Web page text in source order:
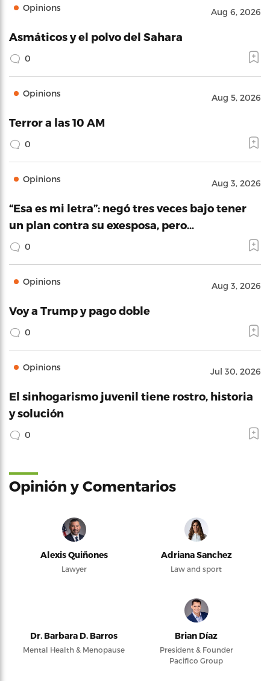
Opinions Aug 6, 2026
Asmáticos y el polvo del Sahara
0
Opinions Aug 5, 2026
Terror a las 10 AM
0
Opinions Aug 3, 2026
“Esa es mi letra”: negó tres veces bajo tener
un plan contra su exesposa, pero…
0
Opinions Aug 3, 2026
Voy a Trump y pago doble
0
Opinions Jul 30, 2026
El sinhogarismo juvenil tiene rostro, historia
y solución
0
Opinión y Comentarios
Alexis Quiñones
Lawyer
Adriana Sanchez
Law and sport
Dr. Barbara D. Barros
Mental Health & Menopause
Brian Díaz
President & Founder
Pacifico Group